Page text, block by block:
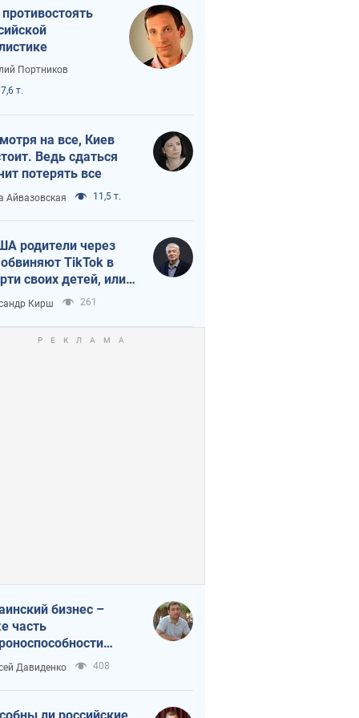
Портников
т.
на все, Киев
Ведь сдаться
потерять все
Айвазовская 11,5 т.
родители через
TikTok в
своих детей, или
КНР на молодежь
Кирш 261
бизнес –
часть
Не отдавайте их
чужим
Давиденко 408